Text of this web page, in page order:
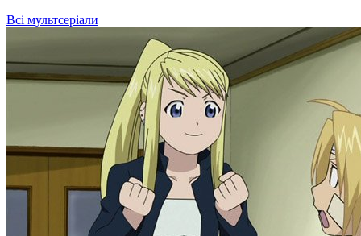
Всі мультсеріали